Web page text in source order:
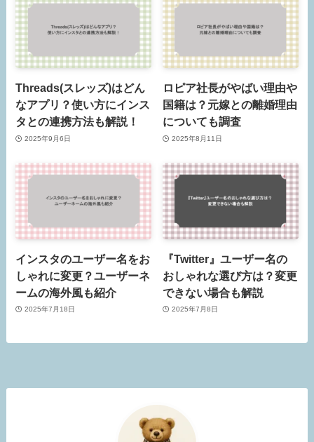
Threads(スレッズ)はどん
なアプリ？使い方にインス
タとの連携方法も解説！
2025年9月6日
ロピア社長がやばい理由や
国籍は？元嫁との離婚理由
についても調査
2025年8月11日
インスタのユーザー名をお
しゃれに変更？ユーザーネ
ームの海外風も紹介
2025年7月18日
『Twitter』ユーザー名の
おしゃれな選び方は？変更
できない場合も解説
2025年7月8日